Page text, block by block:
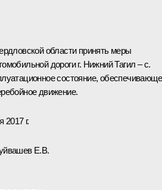
области принять меры
дороги г. Нижний Тагил – с.
состояние,
движение.
2017 г.
Е.В.